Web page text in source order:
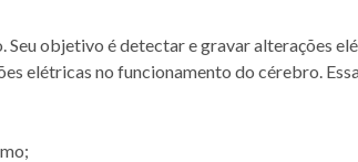
Seu objetivo é detectar e gravar alterações
elétricas no funcionamento do cérebro.